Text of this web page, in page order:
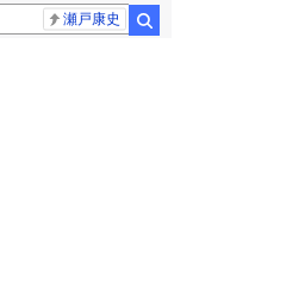
瀬戸康史